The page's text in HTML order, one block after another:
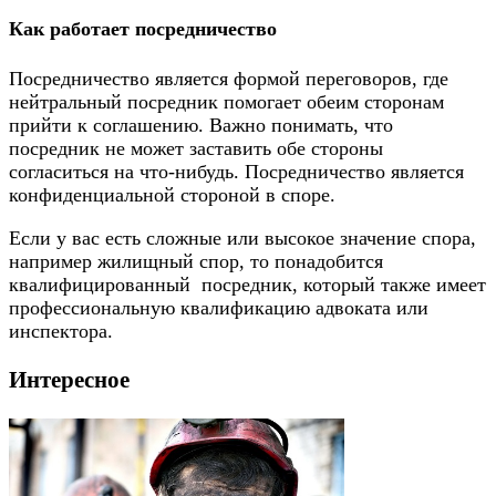
Как работает посредничество
Посредничество является формой переговоров, где
нейтральный посредник помогает обеим сторонам
прийти к соглашению. Важно понимать, что
посредник не может заставить обе стороны
согласиться на что-нибудь. Посредничество является
конфиденциальной стороной в споре.
Если у вас есть сложные или высокое значение спора,
например жилищный спор, то понадобится
квалифицированный посредник, который также имеет
профессиональную квалификацию адвоката или
инспектора.
Интересное